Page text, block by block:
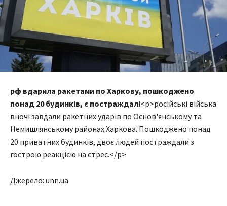
рф вдарила ракетами по Харкову, пошкоджено
понад 20 будинків, є постраждалі<p>російські війська
вночі завдали ракетних ударів по Основ'янському та
Немишлянському районах Харкова. Пошкоджено понад
20 приватних будинків, двоє людей постраждали з
гострою реакцією на стрес.</p>
Джерело: unn.ua